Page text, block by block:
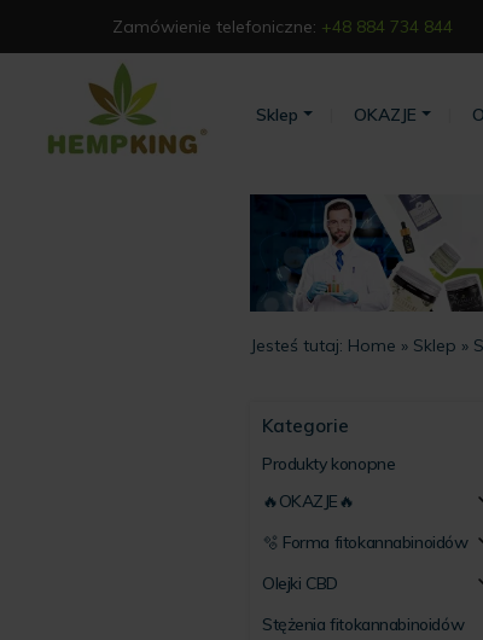
Zamówienie telefoniczne: +48 884 734 844
Sklep OKAZJE
Jesteś tutaj: Home » Sklep »
Kategorie
Produkty konopne
🔥OKAZJE🔥
🫧 Forma fitokannabinoidów
Olejki CBD
Stężenia fitokannabinoidów